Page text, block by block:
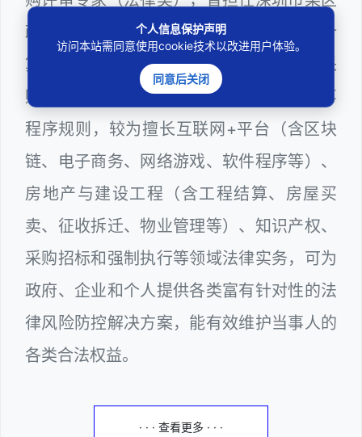
政府部门公职律师、建设工程定标专家、计
算机信息网络安全员，在建筑工务、政府采
购等政府系统工作多年，十分熟悉政府办事
程序规则，较为擅长互联网+平台（含区块
链、电子商务、网络游戏、软件程序等）、
房地产与建设工程（含工程结算、房屋买
卖、征收拆迁、物业管理等）、知识产权、
采购招标和强制执行等领域法律实务，可为
政府、企业和个人提供各类富有针对性的法
律风险防控解决方案，能有效维护当事人的
各类合法权益。
· · · 查看更多 · · ·
个人信息保护声明
访问本站需同意使用cookie技术以改进用户体验。
同意后关闭